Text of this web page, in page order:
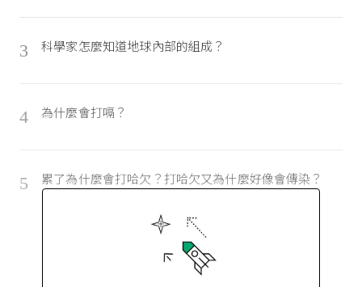
3 科學家怎麼知道地球內部的組成？
4 為什麼會打嗝？
5 累了為什麼會打哈欠？打哈欠又為什麼好像會傳染？